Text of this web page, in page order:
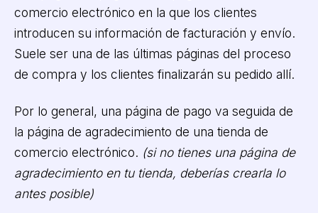
comercio electrónico en la que los clientes
introducen su información de facturación y envío.
Suele ser una de las últimas páginas del proceso
de compra y los clientes finalizarán su pedido allí.
Por lo general, una página de pago va seguida de
la página de agradecimiento de una tienda de
comercio electrónico. (si no tienes una página de
agradecimiento en tu tienda, deberías crearla lo
antes posible)